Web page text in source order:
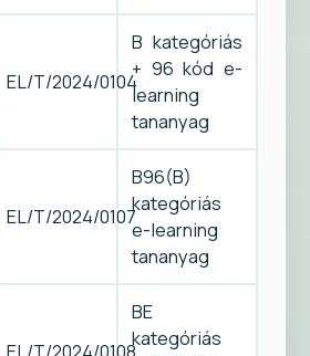
EL/T/2024/0104
B kategóriás
+ 96 kód e-
learning
tananyag
EL/T/2024/0107
B96(B)
kategóriás
e-learning
tananyag
BE
kategóriás